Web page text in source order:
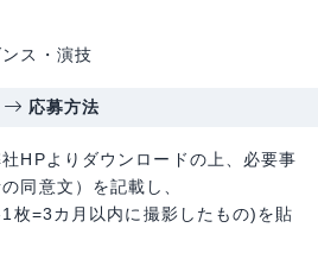
ス・演技
応募方法
HPよりダウンロードの上、必要事
同意文）を記載し、
枚=3カ月以内に撮影したもの)を貼